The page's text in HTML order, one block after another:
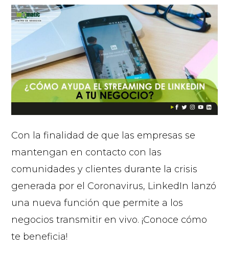
Con la finalidad de que las empresas se
mantengan en contacto con las
comunidades y clientes durante la crisis
generada por el Coronavirus, LinkedIn lanzó
una nueva función que permite a los
negocios transmitir en vivo. ¡Conoce cómo
te beneficia!